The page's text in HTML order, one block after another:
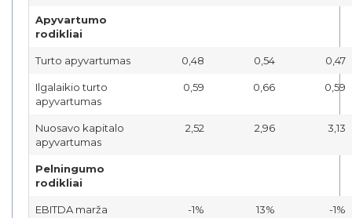
Apyvartumo
rodikliai
Turto apyvartumas 0,48 0,54 0,47
Ilgalaikio turto
apyvartumas
0,59 0,66 0,59
Nuosavo kapitalo
apyvartumas
2,52 2,96 3,13
Pelningumo
rodikliai
EBITDA marža -1% 13% -1%